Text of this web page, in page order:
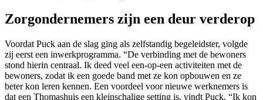
Zorgondernemers zijn een deur verderop
Voordat Puck aan de slag ging als zelfstandig begeleidster, volgde
zij eerst een inwerkprogramma. “De verbinding met de bewoners
stond hierin centraal. Ik deed veel een-op-een activiteiten met de
bewoners, zodat ik een goede band met ze kon opbouwen en ze
beter kon leren kennen. Een voordeel voor nieuwe werknemers is
dat een Thomashuis een kleinschalige setting is, vindt Puck. “Ik kon